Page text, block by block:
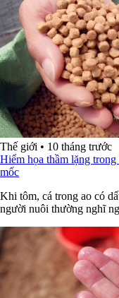
Thế giới • 10 tháng trước
Hiểm họa thầm lặng
mốc
Khi tôm, cá trong ao có
người nuôi thường nghĩ